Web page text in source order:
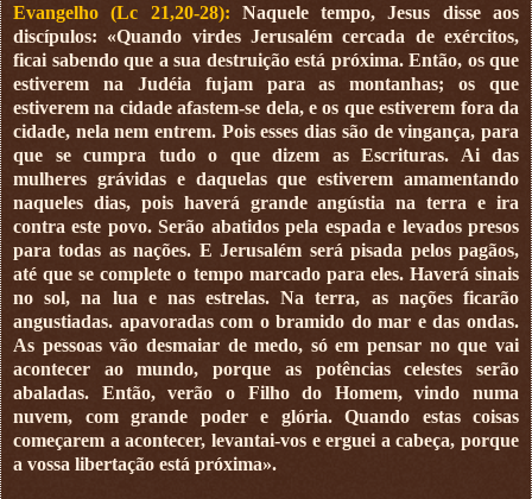
Evangelho (Lc 21,20-28): Naquele tempo, Jesus disse aos
discípulos: «Quando virdes Jerusalém cercada de exércitos,
ficai sabendo que a sua destruição está próxima. Então, os que
estiverem na Judéia fujam para as montanhas; os que
estiverem na cidade afastem-se dela, e os que estiverem fora da
cidade, nela nem entrem. Pois esses dias são de vingança, para
que se cumpra tudo o que dizem as Escrituras. Ai das
mulheres grávidas e daquelas que estiverem amamentando
naqueles dias, pois haverá grande angústia na terra e ira
contra este povo. Serão abatidos pela espada e levados presos
para todas as nações. E Jerusalém será pisada pelos pagãos,
até que se complete o tempo marcado para eles. Haverá sinais
no sol, na lua e nas estrelas. Na terra, as nações ficarão
angustiadas. apavoradas com o bramido do mar e das ondas.
As pessoas vão desmaiar de medo, só em pensar no que vai
acontecer ao mundo, porque as potências celestes serão
abaladas. Então, verão o Filho do Homem, vindo numa
nuvem, com grande poder e glória. Quando estas coisas
começarem a acontecer, levantai-vos e erguei a cabeça, porque
a vossa libertação está próxima».